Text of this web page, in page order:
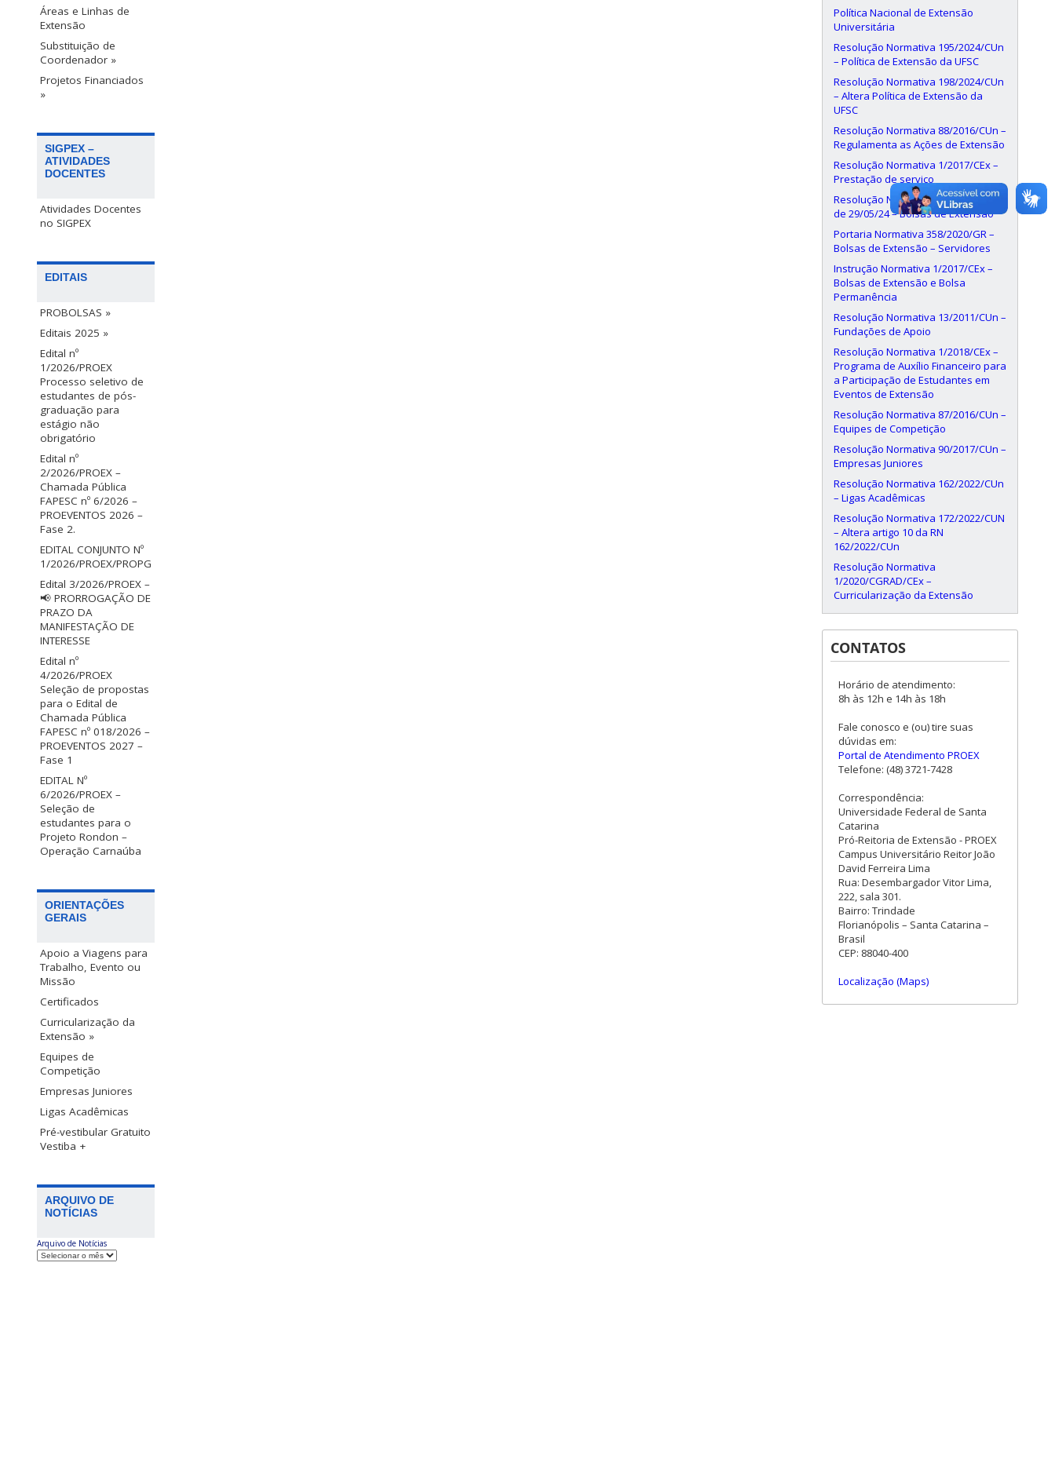
Áreas e Linhas de
Extensão
Substituição de
Coordenador »
Projetos Financiados
»
SIGPEX –
ATIVIDADES
DOCENTES
Atividades Docentes
no SIGPEX
EDITAIS
PROBOLSAS »
Editais 2025 »
Edital nº
1/2026/PROEX
Processo seletivo de
estudantes de pós-
graduação para
estágio não
obrigatório
Edital nº
2/2026/PROEX –
Chamada Pública
FAPESC nº 6/2026 –
PROEVENTOS 2026 –
Fase 2.
EDITAL CONJUNTO Nº
1/2026/PROEX/PROPG
Edital 3/2026/PROEX –
📢 PRORROGAÇÃO DE
PRAZO DA
MANIFESTAÇÃO DE
INTERESSE
Edital nº
4/2026/PROEX
Seleção de propostas
para o Edital de
Chamada Pública
FAPESC nº 018/2026 –
PROEVENTOS 2027 –
Fase 1
EDITAL Nº
6/2026/PROEX –
Seleção de
estudantes para o
Projeto Rondon –
Operação Carnaúba
ORIENTAÇÕES
GERAIS
Apoio a Viagens para
Trabalho, Evento ou
Missão
Certificados
Curricularização da
Extensão »
Equipes de
Competição
Empresas Juniores
Ligas Acadêmicas
Pré-vestibular Gratuito
Vestiba +
ARQUIVO DE
NOTÍCIAS
Arquivo de Notícias
Política Nacional de Extensão
Universitária
Resolução Normativa 195/2024/CUn
– Política de Extensão da UFSC
Resolução Normativa 198/2024/CUn
– Altera Política de Extensão da
UFSC
Resolução Normativa 88/2016/CUn –
Regulamenta as Ações de Extensão
Resolução Normativa 1/2017/CEx –
Prestação de serviço
Resolução Normativa 190/2024/CUn,
de 29/05/24 – Bolsas de Extensão
Portaria Normativa 358/2020/GR –
Bolsas de Extensão – Servidores
Instrução Normativa 1/2017/CEx –
Bolsas de Extensão e Bolsa
Permanência
Resolução Normativa 13/2011/CUn –
Fundações de Apoio
Resolução Normativa 1/2018/CEx –
Programa de Auxílio Financeiro para
a Participação de Estudantes em
Eventos de Extensão
Resolução Normativa 87/2016/CUn –
Equipes de Competição
Resolução Normativa 90/2017/CUn –
Empresas Juniores
Resolução Normativa 162/2022/CUn
– Ligas Acadêmicas
Resolução Normativa 172/2022/CUN
– Altera artigo 10 da RN
162/2022/CUn
Resolução Normativa
1/2020/CGRAD/CEx –
Curricularização da Extensão
CONTATOS
Horário de atendimento:
8h às 12h e 14h às 18h
Fale conosco e (ou) tire suas
dúvidas em:
Portal de Atendimento PROEX
Telefone: (48) 3721-7428
Correspondência:
Universidade Federal de Santa
Catarina
Pró-Reitoria de Extensão - PROEX
Campus Universitário Reitor João
David Ferreira Lima
Rua: Desembargador Vitor Lima,
222, sala 301.
Bairro: Trindade
Florianópolis – Santa Catarina –
Brasil
CEP: 88040-400
Localização (Maps)